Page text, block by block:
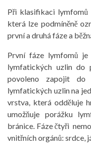
Při klasifikaci lymfomů
která lze podmíněně
první a druhá fáze a
První fáze lymfomů
lymfatických uzlin do
povoleno zapojit
lymfatických uzlin na
vrstva, která odděluje
umožňuje porážku
bránice. Fáze čtyři
vnitřních orgánů: srdce,